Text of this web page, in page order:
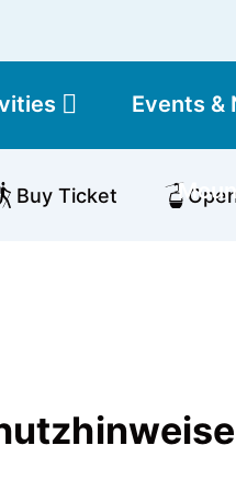
Events &
Buy Ticket